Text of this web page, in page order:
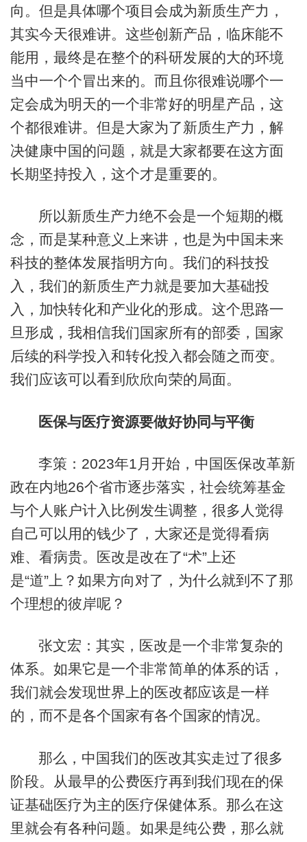
向。但是具体哪个项目会成为新质生产力，
其实今天很难讲。这些创新产品，临床能不
能用，最终是在整个的科研发展的大的环境
当中一个个冒出来的。而且你很难说哪个一
定会成为明天的一个非常好的明星产品，这
个都很难讲。但是大家为了新质生产力，解
决健康中国的问题，就是大家都要在这方面
长期坚持投入，这个才是重要的。
所以新质生产力绝不会是一个短期的概
念，而是某种意义上来讲，也是为中国未来
科技的整体发展指明方向。我们的科技投
入，我们的新质生产力就是要加大基础投
入，加快转化和产业化的形成。这个思路一
旦形成，我相信我们国家所有的部委，国家
后续的科学投入和转化投入都会随之而变。
我们应该可以看到欣欣向荣的局面。
医保与医疗资源要做好协同与平衡
李策：2023年1月开始，中国医保改革新
政在内地26个省市逐步落实，社会统筹基金
与个人账户计入比例发生调整，很多人觉得
自己可以用的钱少了，大家还是觉得看病
难、看病贵。医改是改在了“术”上还
是“道”上？如果方向对了，为什么就到不了那
个理想的彼岸呢？
张文宏：其实，医改是一个非常复杂的
体系。如果它是一个非常简单的体系的话，
我们就会发现世界上的医改都应该是一样
的，而不是各个国家有各个国家的情况。
那么，中国我们的医改其实走过了很多
阶段。从最早的公费医疗再到我们现在的保
证基础医疗为主的医疗保健体系。那么在这
里就会有各种问题。如果是纯公费，那么就